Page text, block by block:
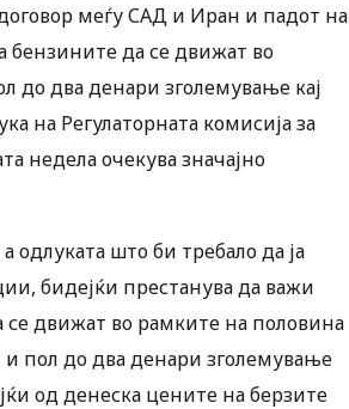
меѓу САД и Иран и падот на
бензините да се движат во
до два денари зголемување кај
на Регулаторната комисија за
недела очекува значајно
одлуката што би требало да ја
бидејќи престанува да важи
се движат во рамките на половина
и пол до два денари зголемување
од денеска цените на берзите